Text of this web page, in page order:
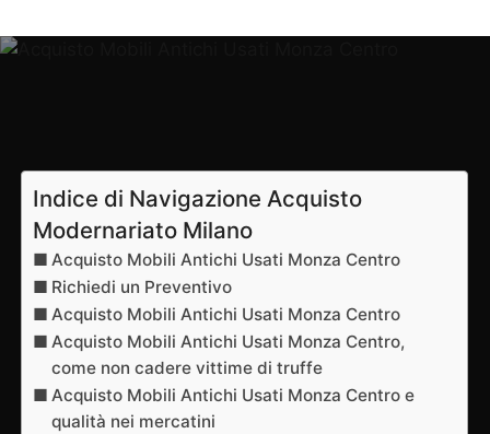
Indice di Navigazione Acquisto
Modernariato Milano
Acquisto Mobili Antichi Usati Monza Centro
Richiedi un Preventivo
Acquisto Mobili Antichi Usati Monza Centro
Acquisto Mobili Antichi Usati Monza Centro,
come non cadere vittime di truffe
Acquisto Mobili Antichi Usati Monza Centro e
qualità nei mercatini